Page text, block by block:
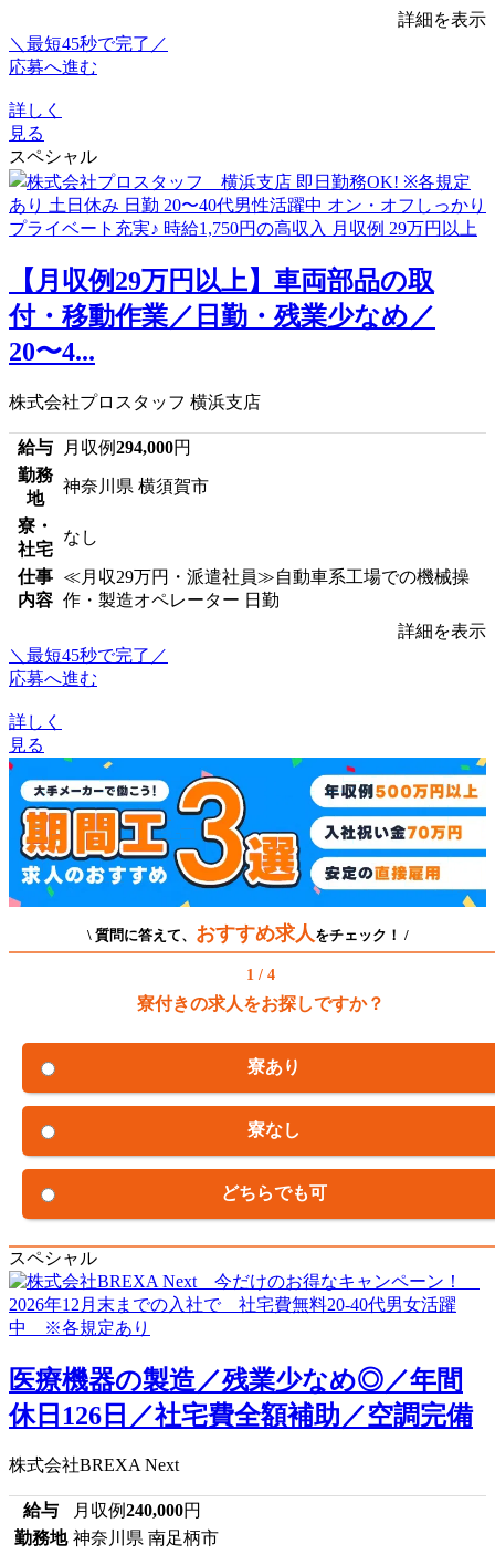
詳細を表示
＼最短45秒で完了／
応募へ進む
詳しく
見る
スペシャル
【月収例29万円以上】車両部品の取
付・移動作業／日勤・残業少なめ／
20〜4...
株式会社プロスタッフ 横浜支店
給与 月収例294,000円
勤務
地
神奈川県 横須賀市
寮・
社宅
なし
仕事
内容
≪月収29万円・派遣社員≫自動車系工場での機械操
作・製造オペレーター 日勤
詳細を表示
＼最短45秒で完了／
応募へ進む
詳しく
見る
\ 質問に答えて、 おすすめ求人 をチェック！ /
1 / 4
寮付きの求人をお探しですか？
寮あり
寮なし
どちらでも可
スペシャル
医療機器の製造／残業少なめ◎／年間
休日126日／社宅費全額補助／空調完備
株式会社BREXA Next
給与 月収例240,000円
勤務地 神奈川県 南足柄市